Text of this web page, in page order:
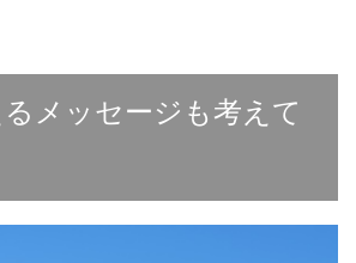
メッセージも考えて